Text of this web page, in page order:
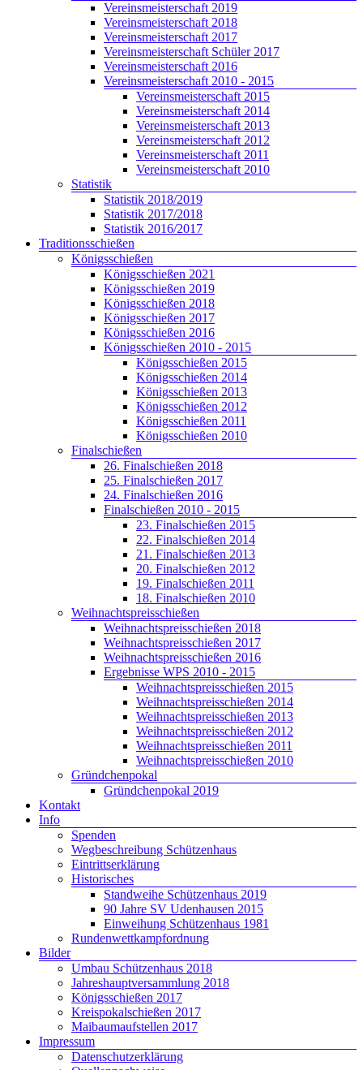
Vereinsmeisterschaft 2019
Vereinsmeisterschaft 2018
Vereinsmeisterschaft 2017
Vereinsmeisterschaft Schüler 2017
Vereinsmeisterschaft 2016
Vereinsmeisterschaft 2010 - 2015
Vereinsmeisterschaft 2015
Vereinsmeisterschaft 2014
Vereinsmeisterschaft 2013
Vereinsmeisterschaft 2012
Vereinsmeisterschaft 2011
Vereinsmeisterschaft 2010
Statistik
Statistik 2018/2019
Statistik 2017/2018
Statistik 2016/2017
Traditionsschießen
Königsschießen
Königsschießen 2021
Königsschießen 2019
Königsschießen 2018
Königsschießen 2017
Königsschießen 2016
Königsschießen 2010 - 2015
Königsschießen 2015
Königsschießen 2014
Königsschießen 2013
Königsschießen 2012
Königsschießen 2011
Königsschießen 2010
Finalschießen
26. Finalschießen 2018
25. Finalschießen 2017
24. Finalschießen 2016
Finalschießen 2010 - 2015
23. Finalschießen 2015
22. Finalschießen 2014
21. Finalschießen 2013
20. Finalschießen 2012
19. Finalschießen 2011
18. Finalschießen 2010
Weihnachtspreisschießen
Weihnachtspreisschießen 2018
Weihnachtspreisschießen 2017
Weihnachtspreisschießen 2016
Ergebnisse WPS 2010 - 2015
Weihnachtspreisschießen 2015
Weihnachtspreisschießen 2014
Weihnachtspreisschießen 2013
Weihnachtspreisschießen 2012
Weihnachtspreisschießen 2011
Weihnachtspreisschießen 2010
Gründchenpokal
Gründchenpokal 2019
Kontakt
Info
Spenden
Wegbeschreibung Schützenhaus
Eintrittserklärung
Historisches
Standweihe Schützenhaus 2019
90 Jahre SV Udenhausen 2015
Einweihung Schützenhaus 1981
Rundenwettkampfordnung
Bilder
Umbau Schützenhaus 2018
Jahreshauptversammlung 2018
Königsschießen 2017
Kreispokalschießen 2017
Maibaumaufstellen 2017
Impressum
Datenschutzerklärung